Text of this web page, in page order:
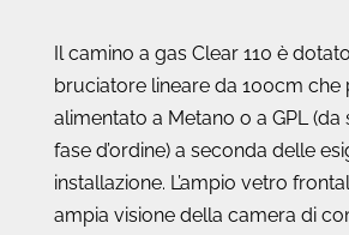
Il camino a gas Clear 110 è
bruciatore lineare da 100cm che
alimentato a Metano o a GPL (da
fase d’ordine) a seconda delle
installazione. L’ampio vetro
ampia visione della camera di